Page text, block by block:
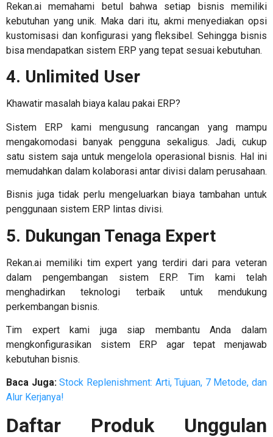
Rekan.ai memahami betul bahwa setiap bisnis memiliki
kebutuhan yang unik. Maka dari itu, akmi menyediakan opsi
kustomisasi dan konfigurasi yang fleksibel. Sehingga bisnis
bisa mendapatkan sistem ERP yang tepat sesuai kebutuhan.
4. Unlimited User
Khawatir masalah biaya kalau pakai ERP?
Sistem ERP kami mengusung rancangan yang mampu
mengakomodasi banyak pengguna sekaligus. Jadi, cukup
satu sistem saja untuk mengelola operasional bisnis. Hal ini
memudahkan dalam kolaborasi antar divisi dalam perusahaan.
Bisnis juga tidak perlu mengeluarkan biaya tambahan untuk
penggunaan sistem ERP lintas divisi.
5. Dukungan Tenaga Expert
Rekan.ai memiliki tim expert yang terdiri dari para veteran
dalam pengembangan sistem ERP. Tim kami telah
menghadirkan teknologi terbaik untuk mendukung
perkembangan bisnis.
Tim expert kami juga siap membantu Anda dalam
mengkonfigurasikan sistem ERP agar tepat menjawab
kebutuhan bisnis.
Baca Juga: Stock Replenishment: Arti, Tujuan, 7 Metode, dan
Alur Kerjanya!
Daftar Produk Unggulan